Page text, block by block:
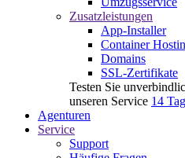
Zusatzleistungen
App-Installer
Container
Domains
SSL-Zertifikate
Testen Sie
unseren Service 14
Agenturen
Service
Support